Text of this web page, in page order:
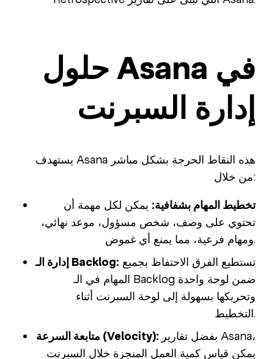
حلول Asana في
إدارة السبرنت
يستهدف Asana هذه النقاط الحرجة بشكل مباشر
من خلال:
تخطيط المهام بشفافية: يمكن لكل مهمة أن
تحتوي على وصف، شخص مسؤول، موعد نهائي،
ومهام فرعية، مما يمنع أي غموض.
إدارة الـ Backlog:
المهام في الـ Backlog ضمن لوحة واحدة
وتحريكها بسهولة إلى لوحة السبرنت أثناء
التخطيط.
متابعة السرعة (Velocity):
يمكن قياس كمية العمل المنجزة خلال السبرنت